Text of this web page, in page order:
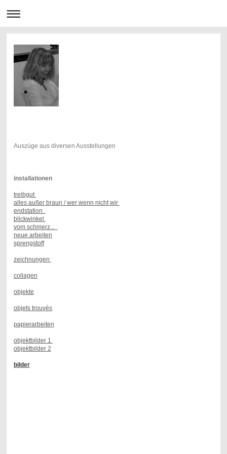
Auszüge aus diversen Ausstellungen
installationen
treibgut
alles außer braun / wer wenn nicht wir
endstation
blickwinkel
vom schmerz...
neue arbeiten
sprengstoff
zeichnungen
collagen
objekte
objets trouvés
papierarbeiten
objektbilder 1
objektbilder 2
bilder